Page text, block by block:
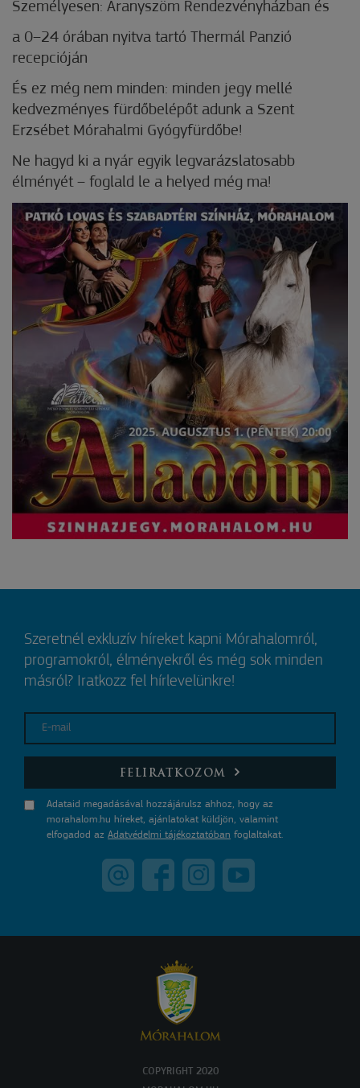
Személyesen: Aranyszöm Rendezvényházban és
a 0–24 órában nyitva tartó Thermál Panzió
recepcióján
És ez még nem minden: minden jegy mellé
kedvezményes fürdőbelépőt adunk a Szent
Erzsébet Mórahalmi Gyógyfürdőbe!
Ne hagyd ki a nyár egyik legvarázslatosabb
élményét – foglald le a helyed még ma!
Szeretnél exkluzív híreket kapni Mórahalomról,
programokról, élményekről és még sok minden
másról? Iratkozz fel hírlevelünkre!
E-mail
FELIRATKOZOM
Adataid megadásával hozzájárulsz ahhoz, hogy az
morahalom.hu híreket, ajánlatokat küldjön, valamint
elfogadod az Adatvédelmi tájékoztatóban foglaltakat.
COPYRIGHT 2020